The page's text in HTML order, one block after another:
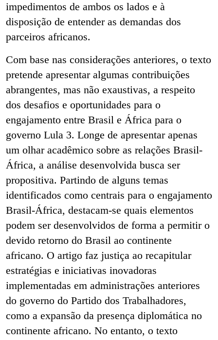
impedimentos de ambos os lados e à
disposição de entender as demandas dos
parceiros africanos.
Com base nas considerações anteriores, o texto
pretende apresentar algumas contribuições
abrangentes, mas não exaustivas, a respeito
dos desafios e oportunidades para o
engajamento entre Brasil e África para o
governo Lula 3. Longe de apresentar apenas
um olhar acadêmico sobre as relações Brasil-
África, a análise desenvolvida busca ser
propositiva. Partindo de alguns temas
identificados como centrais para o engajamento
Brasil-África, destacam-se quais elementos
podem ser desenvolvidos de forma a permitir o
devido retorno do Brasil ao continente
africano. O artigo faz justiça ao recapitular
estratégias e iniciativas inovadoras
implementadas em administrações anteriores
do governo do Partido dos Trabalhadores,
como a expansão da presença diplomática no
continente africano. No entanto, o texto